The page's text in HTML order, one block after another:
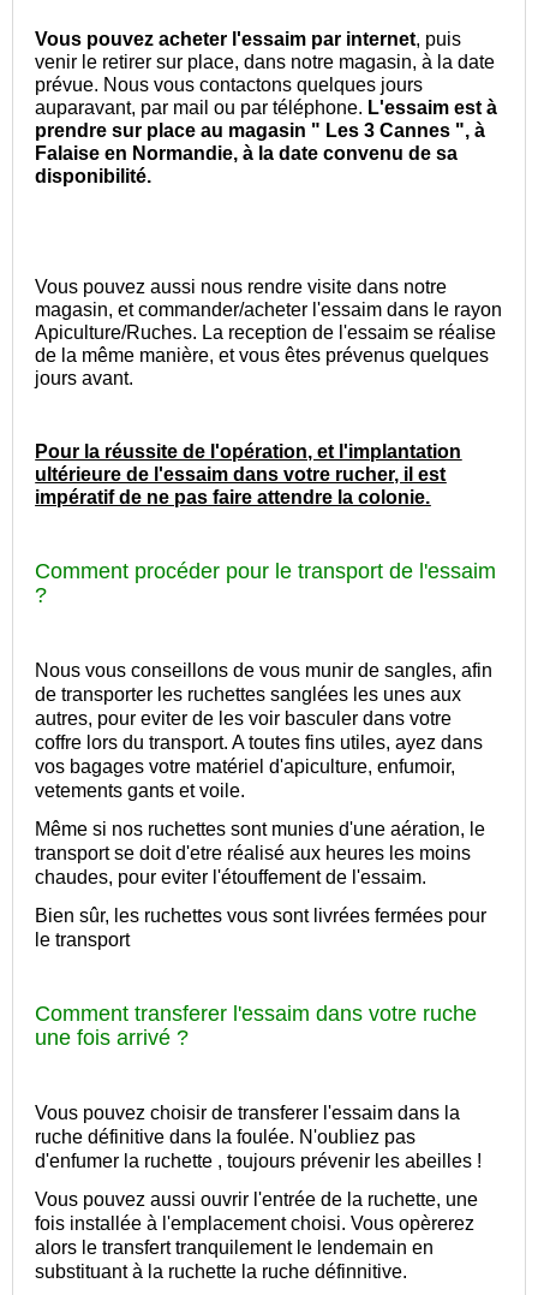
Vous pouvez acheter l'essaim par internet, puis
venir le retirer sur place, dans notre magasin, à la date
prévue. Nous vous contactons quelques jours
auparavant, par mail ou par téléphone. L'essaim est à
prendre sur place au magasin " Les 3 Cannes ", à
Falaise en Normandie, à la date convenu de sa
disponibilité.
Vous pouvez aussi nous rendre visite dans notre
magasin, et commander/acheter l'essaim dans le rayon
Apiculture/Ruches. La reception de l'essaim se réalise
de la même manière, et vous êtes prévenus quelques
jours avant.
Pour la réussite de l'opération, et l'implantation
ultérieure de l'essaim dans votre rucher, il est
impératif de ne pas faire attendre la colonie.
Comment procéder pour le transport de l'essaim
?
Nous vous conseillons de vous munir de sangles, afin
de transporter les ruchettes sanglées les unes aux
autres, pour eviter de les voir basculer dans votre
coffre lors du transport. A toutes fins utiles, ayez dans
vos bagages votre matériel d'apiculture, enfumoir,
vetements gants et voile.
Même si nos ruchettes sont munies d'une aération, le
transport se doit d'etre réalisé aux heures les moins
chaudes, pour eviter l'étouffement de l'essaim.
Bien sûr, les ruchettes vous sont livrées fermées pour
le transport
Comment transferer l'essaim dans votre ruche
une fois arrivé ?
Vous pouvez choisir de transferer l'essaim dans la
ruche définitive dans la foulée. N'oubliez pas
d'enfumer la ruchette , toujours prévenir les abeilles !
Vous pouvez aussi ouvrir l'entrée de la ruchette, une
fois installée à l'emplacement choisi. Vous opèrerez
alors le transfert tranquilement le lendemain en
substituant à la ruchette la ruche définnitive.